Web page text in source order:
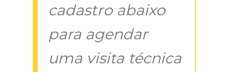
cadastro abaixo
para agendar
uma visita técnica